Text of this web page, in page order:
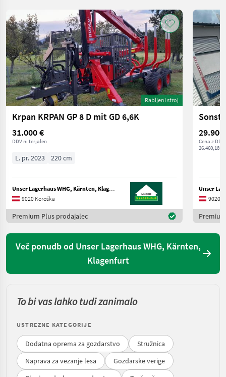
Rabljeni stroj
Krpan KRPAN GP 8 D mit GD 6,6K
31.000 €
DDV ni terjalen
L. pr. 2023 220 cm
Unser Lagerhaus WHG, Kärnten, Klagenfurt
9020 Koroška
Premium Plus prodajalec
29.900
Cena z
26.460,18 €
9020
Več ponudb od Unser Lagerhaus WHG, Kärnten,
Klagenfurt
To bi vas lahko tudi zanimalo
USTREZNE KATEGORIJE
Dodatna oprema za gozdarstvo
Stružnica
Naprava za vezanje lesa
Gozdarske verige